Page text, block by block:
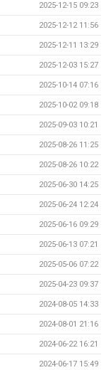
2025-12-15 09:23
2025-12-12 11:56
2025-12-11 13:29
2025-12-03 15:27
2025-10-14 07:16
2025-10-02 09:18
2025-09-03 10:21
2025-08-26 11:25
2025-08-26 10:22
2025-06-30 14:25
2025-06-24 12:24
2025-06-16 09:29
2025-06-13 07:21
2025-05-06 07:22
2025-04-23 09:37
2024-08-05 14:33
2024-08-01 21:16
2024-06-22 16:21
2024-06-17 15:49